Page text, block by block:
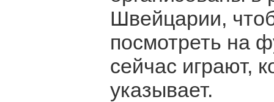
Швейцарии,
посмотреть на
сейчас играют,
указывает.